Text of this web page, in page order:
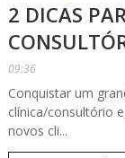
2 DICAS
09:36
Conquistar um
clínica/consultório
novos cli...